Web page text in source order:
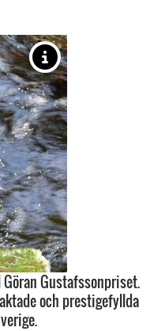
Gustafssonpriset.
och prestigefyllda